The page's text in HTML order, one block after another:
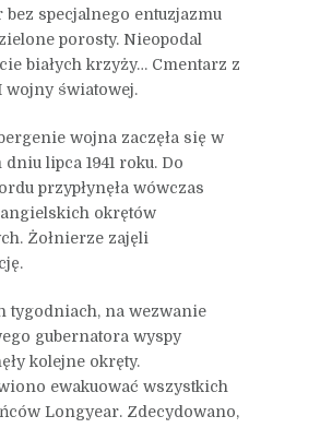
bez specjalnego entuzjazmu
porosty. Nieopodal
białych krzyży… Cmentarz z
wojny światowej.
wojna zaczęła się w
lipca 1941 roku. Do
przypłynęła wówczas
okrętów
Żołnierze zajęli
tygodniach, na wezwanie
gubernatora wyspy
kolejne okręty.
ewakuować wszystkich
Longyear. Zdecydowano,